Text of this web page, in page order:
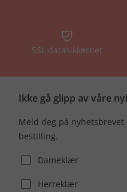
SSL datasikkerhet
Ikke gå glipp av våre
Meld deg på
bestilling.
Dameklær
Herreklær